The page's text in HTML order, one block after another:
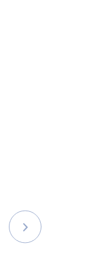
Rechazos
Semestre